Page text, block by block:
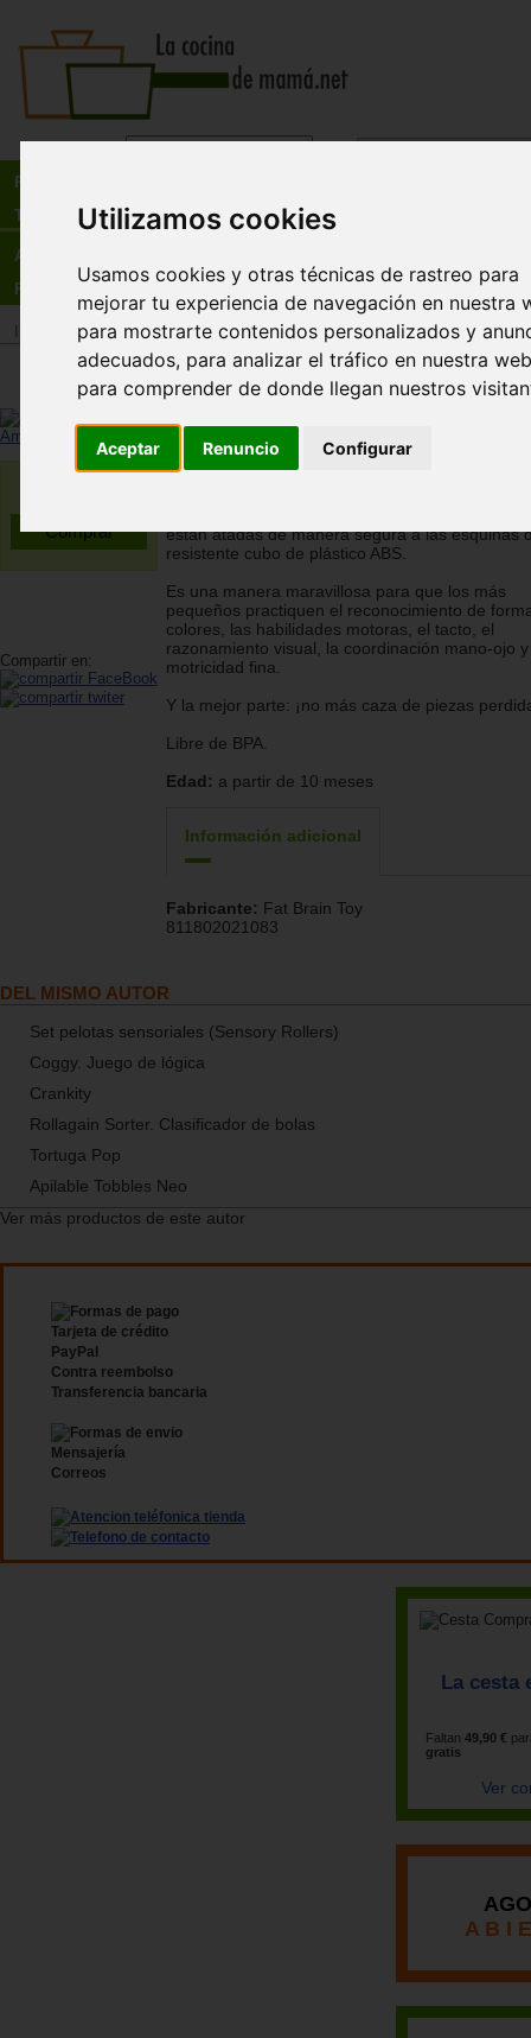
Utilizamos cookies
Usamos cookies y otras técnicas de rastreo para
mejorar tu experiencia de navegación en nuestra
para mostrarte contenidos personalizados y
adecuados, para analizar el tráfico en nuestra
para comprender de donde llegan nuestros
Aceptar Renuncio Configurar
Recetas
Tienda
Actualidad
Registro
Tienda >Juguetes infantiles>Juguetes por edad>Juguetes de 1
Ampliar imagen
Compartir en:
OombeeCube
Fat Brain Toys
¡Agarra, explora, clasifica y descubre! Este
de formas es perfecto para jugar y aprender
están atadas de manera segura a las esquinas
resistente cubo de plástico ABS.
Es una manera maravillosa para que los más
pequeños practiquen el reconocimiento de
colores, las habilidades motoras, el tacto, el
razonamiento visual, la coordinación mano-ojo
motricidad fina.
Y la mejor parte: ¡no más caza de piezas
Libre de BPA.
Edad: a partir de 10 meses
Información adicional
Fabricante: Fat Brain Toy
811802021083
DEL MISMO AUTOR
Set pelotas sensoriales (Sensory Rollers)
Coggy. Juego de lógica
Crankity
Rollagain Sorter. Clasificador de bolas
Tortuga Pop
Apilable Tobbles Neo
Ver más productos de este autor
Tarjeta de crédito
PayPal
Contra reembolso
Transferencia bancaria
Mensajería
Correos
La cesta
Faltan 49,90 €
gratis
Ver
A B I